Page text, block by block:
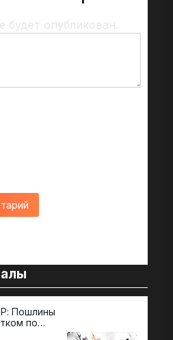
будет опубликован.
Пошлины
по